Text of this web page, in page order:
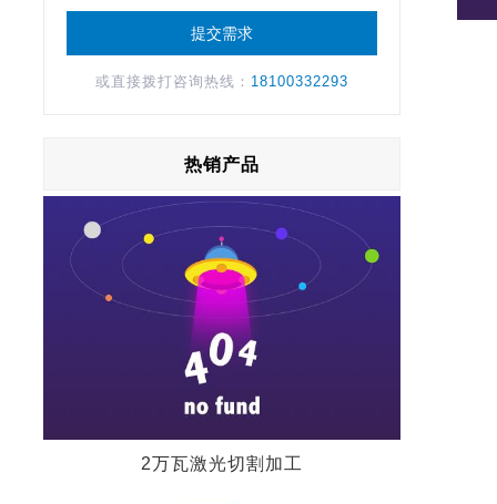
或直接拨打咨询热线： 18100332293
热销产品
2万瓦激光切割加工